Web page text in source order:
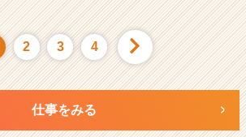
2 3 4
仕事をみる